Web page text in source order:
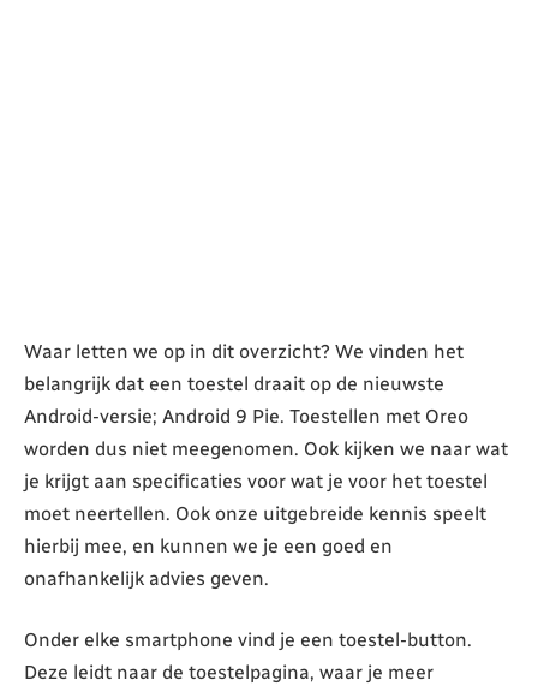
Waar letten we op in dit overzicht? We vinden het
belangrijk dat een toestel draait op de nieuwste
Android-versie; Android 9 Pie. Toestellen met Oreo
worden dus niet meegenomen. Ook kijken we naar wat
je krijgt aan specificaties voor wat je voor het toestel
moet neertellen. Ook onze uitgebreide kennis speelt
hierbij mee, en kunnen we je een goed en
onafhankelijk advies geven.
Onder elke smartphone vind je een toestel-button.
Deze leidt naar de toestelpagina, waar je meer